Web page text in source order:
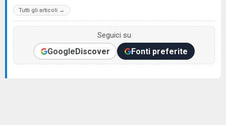
Tutti gli articoli →
Seguici su
GoogleDiscover Fonti preferite